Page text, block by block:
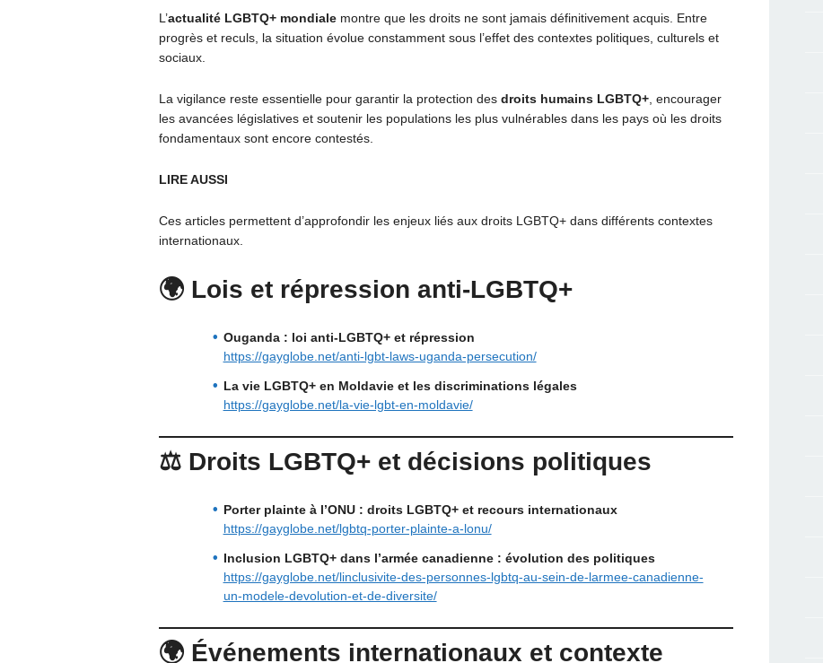
L’actualité LGBTQ+ mondialemontre que les droits ne sont jamais définitivement acquis. Entre
progrès et reculs, la situation évolue constamment sous l’effet des contextes politiques, culturels et
sociaux.
La vigilance reste essentielle pour garantir la protection des droits humains LGBTQ+, encourager
les avancées législatives et soutenir les populations les plus vulnérables dans les pays où les droits
fondamentaux sont encore contestés.
LIRE AUSSI
Ces articles permettent d’approfondir les enjeux liés aux droits LGBTQ+ dans différents contextes
internationaux.
🌍 Lois et répression anti-LGBTQ+
Ouganda : loi anti-LGBTQ+ et répression
https://gayglobe.net/anti-lgbt-laws-uganda-persecution/
La vie LGBTQ+ en Moldavie et les discriminations légales
https://gayglobe.net/la-vie-lgbt-en-moldavie/
⚖️ Droits LGBTQ+ et décisions politiques
Porter plainte à l’ONU : droits LGBTQ+ et recours internationaux
https://gayglobe.net/lgbtq-porter-plainte-a-lonu/
Inclusion LGBTQ+ dans l’armée canadienne : évolution des politiques
https://gayglobe.net/linclusivite-des-personnes-lgbtq-au-sein-de-larmee-canadienne-
un-modele-devolution-et-de-diversite/
🌍 Événements internationaux et contexte